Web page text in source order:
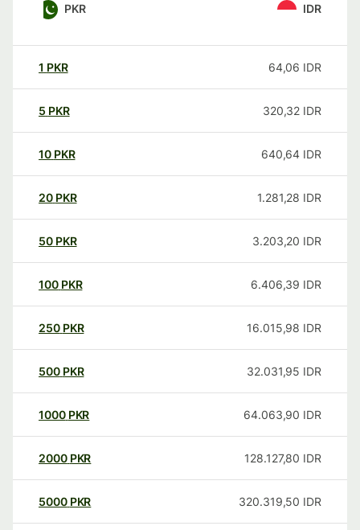
PKR IDR
1 PKR 64,06 IDR
5 PKR 320,32 IDR
10 PKR 640,64 IDR
20 PKR 1.281,28 IDR
50 PKR 3.203,20 IDR
100 PKR 6.406,39 IDR
250 PKR 16.015,98 IDR
500 PKR 32.031,95 IDR
1000 PKR 64.063,90 IDR
2000 PKR 128.127,80 IDR
5000 PKR 320.319,50 IDR